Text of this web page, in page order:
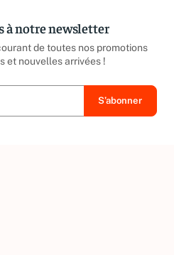
à notre newsletter
de toutes nos promotions
et nouvelles arrivées !